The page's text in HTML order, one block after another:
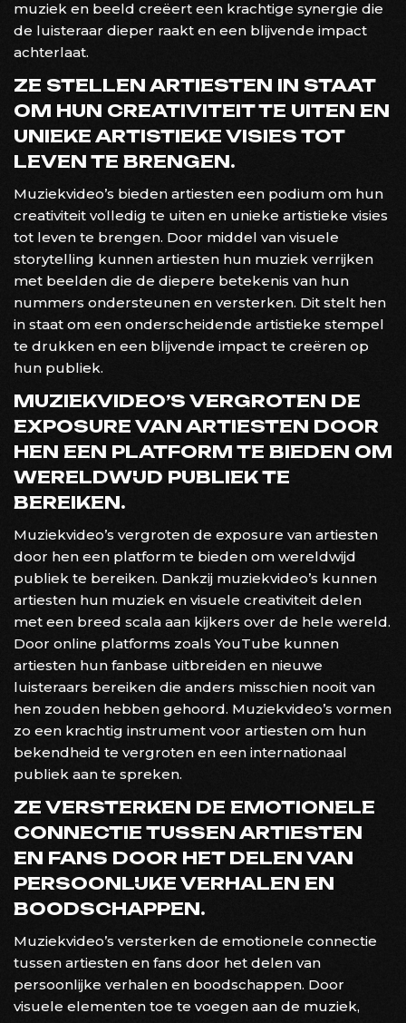
muziek en beeld creëert een krachtige synergie die
de luisteraar dieper raakt en een blijvende impact
achterlaat.
ZE STELLEN ARTIESTEN IN STAAT
OM HUN CREATIVITEIT TE UITEN EN
UNIEKE ARTISTIEKE VISIES TOT
LEVEN TE BRENGEN.
Muziekvideo’s bieden artiesten een podium om hun
creativiteit volledig te uiten en unieke artistieke visies
tot leven te brengen. Door middel van visuele
storytelling kunnen artiesten hun muziek verrijken
met beelden die de diepere betekenis van hun
nummers ondersteunen en versterken. Dit stelt hen
in staat om een onderscheidende artistieke stempel
te drukken en een blijvende impact te creëren op
hun publiek.
MUZIEKVIDEO’S VERGROTEN DE
EXPOSURE VAN ARTIESTEN DOOR
HEN EEN PLATFORM TE BIEDEN OM
WERELDWIJD PUBLIEK TE
BEREIKEN.
Muziekvideo’s vergroten de exposure van artiesten
door hen een platform te bieden om wereldwijd
publiek te bereiken. Dankzij muziekvideo’s kunnen
artiesten hun muziek en visuele creativiteit delen
met een breed scala aan kijkers over de hele wereld.
Door online platforms zoals YouTube kunnen
artiesten hun fanbase uitbreiden en nieuwe
luisteraars bereiken die anders misschien nooit van
hen zouden hebben gehoord. Muziekvideo’s vormen
zo een krachtig instrument voor artiesten om hun
bekendheid te vergroten en een internationaal
publiek aan te spreken.
ZE VERSTERKEN DE EMOTIONELE
CONNECTIE TUSSEN ARTIESTEN
EN FANS DOOR HET DELEN VAN
PERSOONLIJKE VERHALEN EN
BOODSCHAPPEN.
Muziekvideo’s versterken de emotionele connectie
tussen artiesten en fans door het delen van
persoonlijke verhalen en boodschappen. Door
visuele elementen toe te voegen aan de muziek,